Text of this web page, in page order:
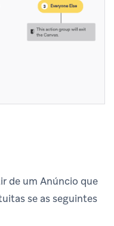
de um Anúncio que
se as seguintes